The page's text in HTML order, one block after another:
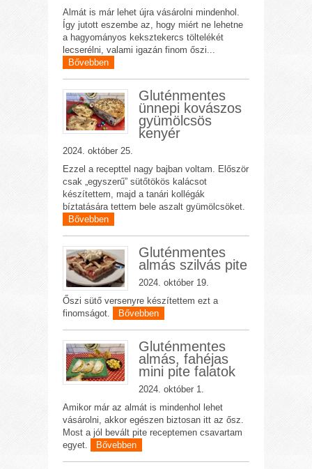
Almát is már lehet újra vásárolni mindenhol.
Így jutott eszembe az, hogy miért ne lehetne
a hagyományos keksztekercs töltelékét
lecserélni, valami igazán finom őszi...
Bővebben
Gluténmentes
ünnepi kovászos
gyümölcsös
kenyér
2024. október 25.
Ezzel a recepttel nagy bajban voltam. Először
csak „egyszerű” sütőtökös kalácsot
készítettem, majd a tanári kollégák
bíztatására tettem bele aszalt gyümölcsöket.
Bővebben
Gluténmentes
almás szilvás pite
2024. október 19.
Őszi sütő versenyre készítettem ezt a
finomságot.
Bővebben
Gluténmentes
almás, fahéjas
mini pite falatok
2024. október 1.
Amikor már az almát is mindenhol lehet
vásárolni, akkor egészen biztosan itt az ősz.
Most a jól bevált pite receptemen csavartam
egyet.
Bővebben